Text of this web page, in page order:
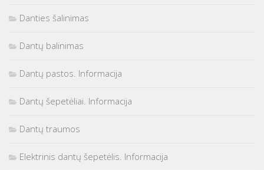
Danties šalinimas
Dantų balinimas
Dantų pastos. Informacija
Dantų šepetėliai. Informacija
Dantų traumos
Elektrinis dantų šepetėlis. Informacija